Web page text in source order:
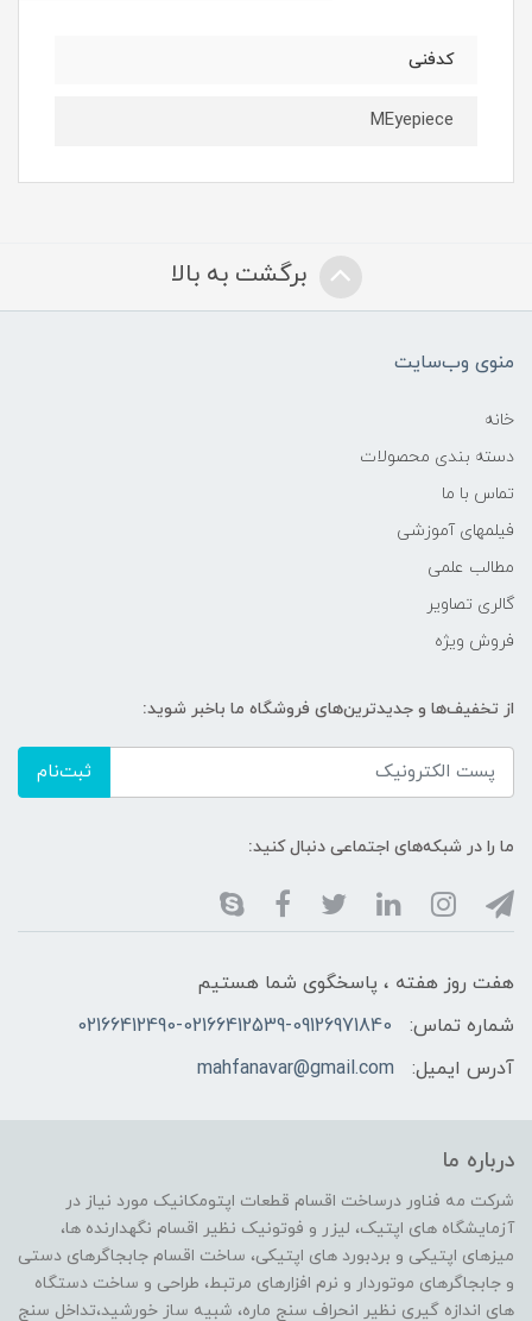
کدفنی
MEyepiece
برگشت به بالا
منوی وب‌سایت
خانه
دسته بندی محصولات
تماس با ما
فیلمهای آموزشی
مطالب علمی
گالری تصاویر
فروش ویژه
از تخفیف‌ها و جدیدترین‌های فروشگاه ما باخبر شوید:
ثبت‌نام
ما را در شبکه‌های اجتماعی دنبال کنید:
هفت روز هفته ، پاسخگوی شما هستیم
شماره تماس:
02166412490-02166412539-09126971840
آدرس ایمیل:
mahfanavar@gmail.com
درباره ما
شرکت مه فناور درساخت اقسام قطعات اپتومکانیک مورد نیاز در
آزمایشگاه های اپتیک، لیزر و فوتونیک نظیر اقسام نگهدارنده ها،
میزهای اپتیکی و بردبورد های اپتیکی، ساخت اقسام جابجاگرهای دستی
و جابجاگرهای موتوردار و نرم افزارهای مرتبط، طراحی و ساخت دستگاه
های اندازه گیری نظیر انحراف سنج ماره، شبیه ساز خورشید،تداخل سنج